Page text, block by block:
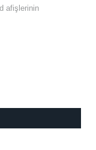
afişlerinin